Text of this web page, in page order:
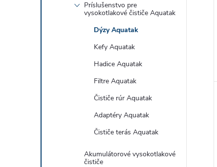
Príslušenstvo pre
vysokotlakové čističe Aquatak
Dýzy Aquatak
Kefy Aquatak
Hadice Aquatak
Filtre Aquatak
Čističe rúr Aquatak
Adaptéry Aquatak
Čističe terás Aquatak
Akumulátorové vysokotlakové
čističe